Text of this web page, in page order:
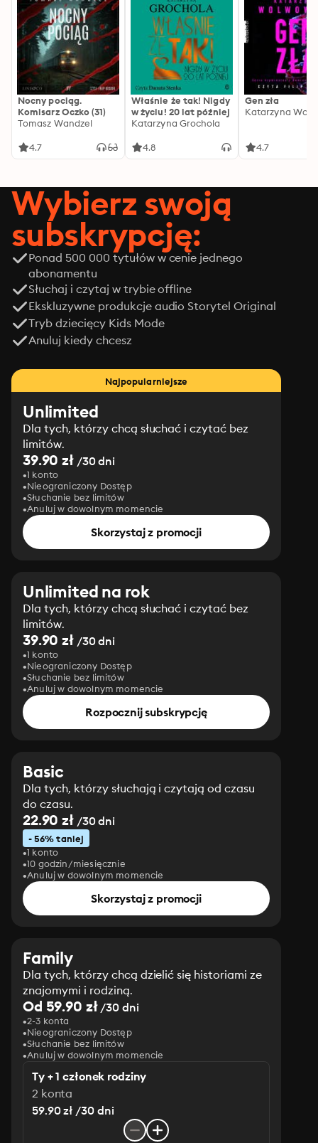
Nocny pociąg.
Komisarz Oczko (31)
Tomasz Wandzel
4.7
Właśnie że tak! Nigdy
w życiu! 20 lat później
Katarzyna Grochola
4.8
Gen zła
Katarzyna
4.7
Wybierz swoją
subskrypcję:
Ponad 500 000 tytułów w cenie jednego
abonamentu
Słuchaj i czytaj w trybie offline
Ekskluzywne produkcje audio Storytel Original
Tryb dziecięcy Kids Mode
Anuluj kiedy chcesz
Najpopularniejsze
Unlimited
Dla tych, którzy chcą słuchać i czytać bez
limitów.
39.90 zł/30 dni
1 konto
Nieograniczony Dostęp
Słuchanie bez limitów
Anuluj w dowolnym momencie
Skorzystaj z promocji
Unlimited na rok
Dla tych, którzy chcą słuchać i czytać bez
limitów.
39.90 zł/30 dni
1 konto
Nieograniczony Dostęp
Słuchanie bez limitów
Anuluj w dowolnym momencie
Rozpocznij subskrypcję
Basic
Dla tych, którzy słuchają i czytają od czasu
do czasu.
22.90 zł/30 dni
- 56% taniej
1 konto
10 godzin/miesięcznie
Anuluj w dowolnym momencie
Skorzystaj z promocji
Family
Dla tych, którzy chcą dzielić się historiami ze
znajomymi i rodziną.
Od 59.90 zł/30 dni
2-3 konta
Nieograniczony Dostęp
Słuchanie bez limitów
Anuluj w dowolnym momencie
Ty + 1 członek rodziny
2 konta
59.90 zł /30 dni